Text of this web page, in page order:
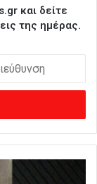
και δείτε
της ημέρας.